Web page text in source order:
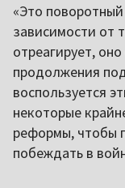
«Это
зависимости от
отреагирует,
продолжения
воспользуется
некоторые
реформы, чтобы
побеждать в